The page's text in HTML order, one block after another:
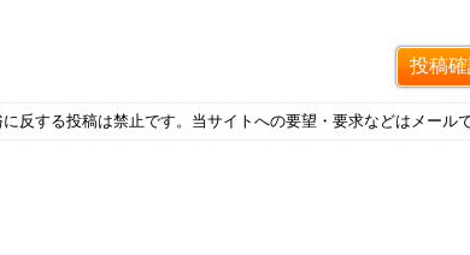
反する投稿は禁止です。当サイトへの要望・要求などはメール